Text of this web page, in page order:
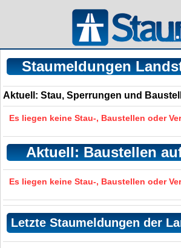
Staumeldungen
Aktuell: Stau, Sperrungen und
Es liegen keine Stau-, Baustellen oder
Aktuell: Baustellen
Es liegen keine Stau-, Baustellen oder
Letzte Staumeldungen der